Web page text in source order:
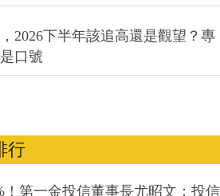
2026下半年該追高還是觀望？專
口號
行
！第一金投信董事長尤昭文：投信